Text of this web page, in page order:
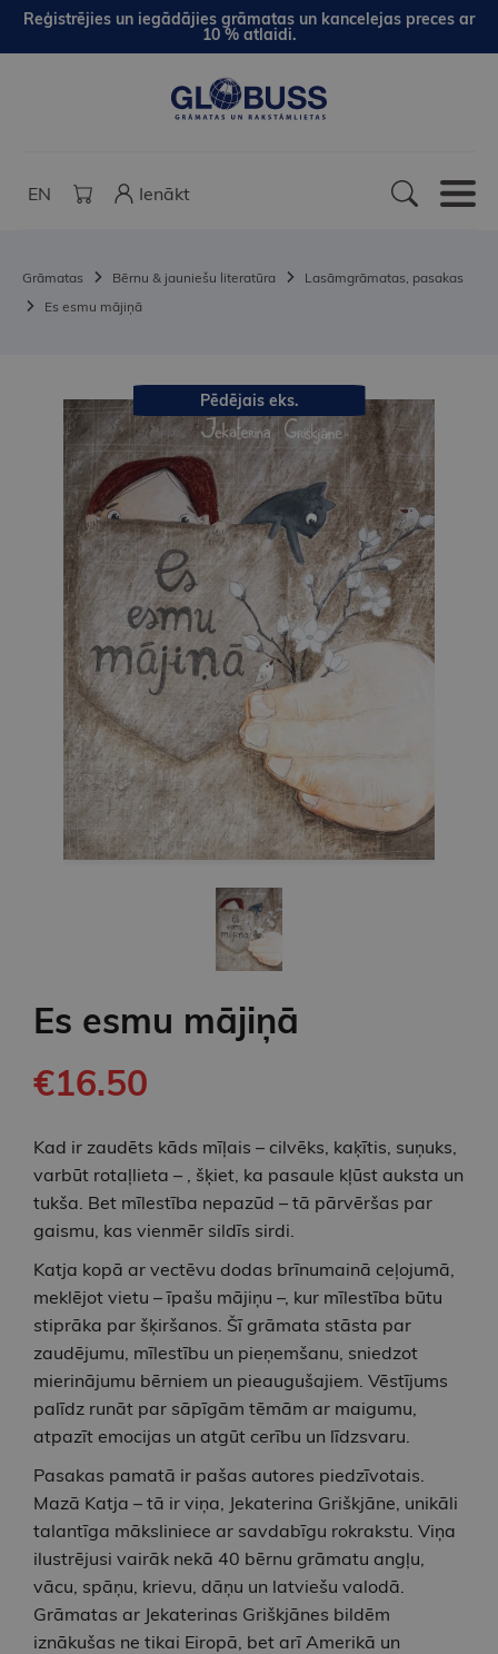
Reģistrējies un iegādājies grāmatas un kancelejas preces ar
10 % atlaidi.
EN Ienākt
Grāmatas Bērnu & jauniešu literatūra
Lasāmgrāmatas, pasakas
Es esmu mājiņā
Pēdējais eks.
Es esmu mājiņā
€16.50
Kad ir zaudēts kāds mīļais – cilvēks, kaķītis, suņuks,
varbūt rotaļlieta – , šķiet, ka pasaule kļūst auksta un
tukša. Bet mīlestība nepazūd – tā pārvēršas par
gaismu, kas vienmēr sildīs sirdi.
Katja kopā ar vectēvu dodas brīnumainā ceļojumā,
meklējot vietu – īpašu mājiņu –, kur mīlestība būtu
stiprāka par šķiršanos. Šī grāmata stāsta par
zaudējumu, mīlestību un pieņemšanu, sniedzot
mierinājumu bērniem un pieaugušajiem. Vēstījums
palīdz runāt par sāpīgām tēmām ar maigumu,
atpazīt emocijas un atgūt cerību un līdzsvaru.
Pasakas pamatā ir pašas autores piedzīvotais.
Mazā Katja – tā ir viņa, Jekaterina Griškjāne, unikāli
talantīga māksliniece ar savdabīgu rokrakstu. Viņa
ilustrējusi vairāk nekā 40 bērnu grāmatu angļu,
vācu, spāņu, krievu, dāņu un latviešu valodā.
Grāmatas ar Jekaterinas Griškjānes bildēm
iznākušas ne tikai Eiropā, bet arī Amerikā un